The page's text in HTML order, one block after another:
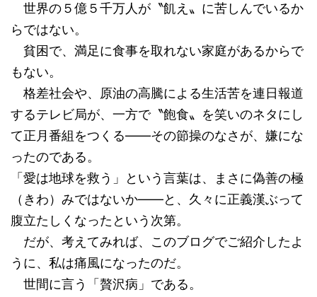
世界の５億５千万人が〝飢え〟に苦しんでいるか
らではない。
貧困で、満足に食事を取れない家庭があるからで
もない。
格差社会や、原油の高騰による生活苦を連日報道
するテレビ局が、一方で〝飽食〟を笑いのネタにし
て正月番組をつくる――その節操のなさが、嫌にな
ったのである。
「愛は地球を救う」という言葉は、まさに偽善の極
（きわ）みではないか――と、久々に正義漢ぶって
腹立たしくなったという次第。
だが、考えてみれば、このブログでご紹介したよ
うに、私は痛風になったのだ。
世間に言う「贅沢病」である。